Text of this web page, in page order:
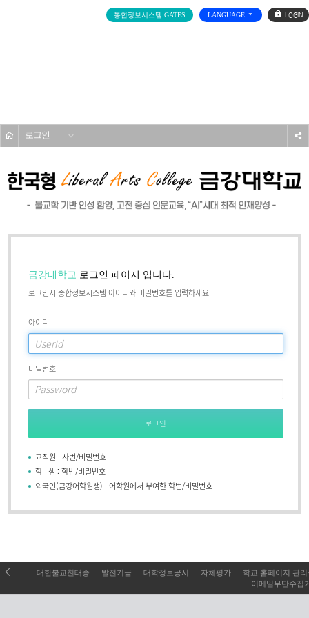
통합정보시스템 GATES LANGUAGE
로
그
로그인
금강대학교 로그인 페이지 입니다.
로그인시 종합정보시스템 아이디와 비밀번호를 입력하세요
아이디
비밀번호
로그인
교직원 : 사번/비밀번호
학 생 : 학번/비밀번호
외국인(금강어학원생) : 어학원에서 부여한 학번/비밀번호
대한불교천태종 발전기금 대학정보공시 자체평가
학교 홈페이지 관
이메일무단수집